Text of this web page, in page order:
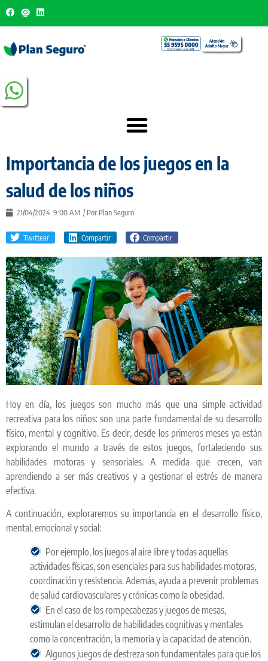
Importancia de los juegos en la
salud de los niños
21/04/2024 9:00 AM / Por Plan Seguro
Twittear Compartir Compartir
Hoy en día, los juegos son mucho más que una simple actividad
recreativa para los niños: son una parte fundamental de su desarrollo
físico, mental y cognitivo. Es decir, desde los primeros meses ya están
explorando el mundo a través de estos juegos, fortaleciendo sus
habilidades motoras y sensoriales. A medida que crecen, van
aprendiendo a ser más creativos y a gestionar el estrés de manera
efectiva.
A continuación, exploraremos su importancia en el desarrollo físico,
mental, emocional y social:
Por ejemplo, los juegos al aire libre y todas aquellas
actividades físicas, son esenciales para sus habilidades motoras,
coordinación y resistencia. Además, ayuda a prevenir problemas
de salud cardiovasculares y crónicas como la obesidad.
En el caso de los rompecabezas y juegos de mesas,
estimulan el desarrollo de habilidades cognitivas y mentales
como la concentración, la memoria y la capacidad de atención.
Algunos juegos de destreza son fundamentales para que los